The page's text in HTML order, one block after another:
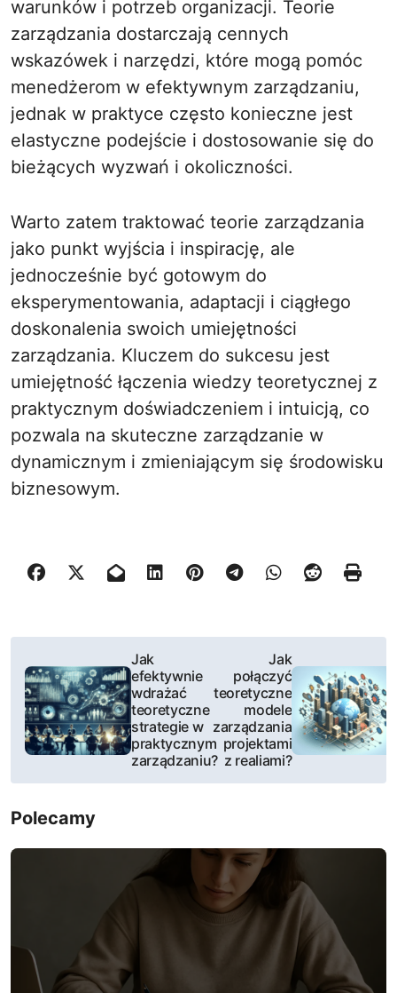
warunków i potrzeb organizacji. Teorie
zarządzania dostarczają cennych
wskazówek i narzędzi, które mogą pomóc
menedżerom w efektywnym zarządzaniu,
jednak w praktyce często konieczne jest
elastyczne podejście i dostosowanie się do
bieżących wyzwań i okoliczności.
Warto zatem traktować teorie zarządzania
jako punkt wyjścia i inspirację, ale
jednocześnie być gotowym do
eksperymentowania, adaptacji i ciągłego
doskonalenia swoich umiejętności
zarządzania. Kluczem do sukcesu jest
umiejętność łączenia wiedzy teoretycznej z
praktycznym doświadczeniem i intuicją, co
pozwala na skuteczne zarządzanie w
dynamicznym i zmieniającym się środowisku
biznesowym.
w
a
Jak
efektywnie
wdrażać
teoretyczne
strategie w
praktycznym
zarządzaniu?
Jak
połączyć
teoretyczne
modele
zarządzania
projektami
z realiami?
Polecamy